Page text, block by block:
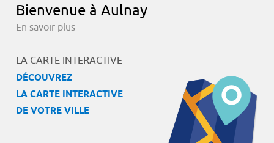
Bienvenue à Aulnay
En savoir plus
LA CARTE INTERACTIVE
DÉCOUVREZ
LA CARTE INTERACTIVE
DE VOTRE VILLE